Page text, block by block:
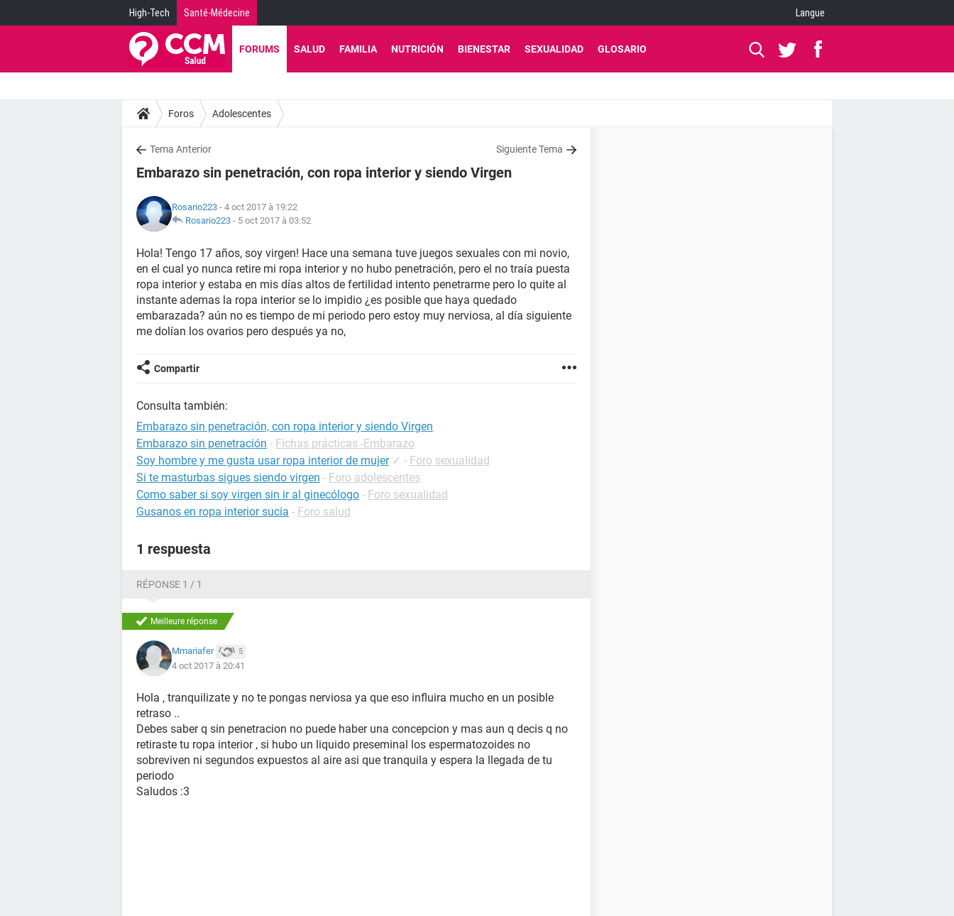
High-Tech Santé-Médecine Langue
FORUMS SALUD FAMILIA NUTRICIÓN BIENESTAR SEXUALIDAD GLOSARIO
Foros Adolescentes
Tema Anterior Siguiente Tema
Embarazo sin penetración, con ropa interior y siendo Virgen
Rosario223 - 4 oct 2017 à 19:22
Rosario223 - 5 oct 2017 à 03:52
Hola! Tengo 17 años, soy virgen! Hace una semana tuve juegos sexuales con mi novio,
en el cual yo nunca retire mi ropa interior y no hubo penetración, pero el no traía puesta
ropa interior y estaba en mis días altos de fertilidad intento penetrarme pero lo quite al
instante ademas la ropa interior se lo impidio ¿es posible que haya quedado
embarazada? aún no es tiempo de mi periodo pero estoy muy nerviosa, al día siguiente
me dolían los ovarios pero después ya no,
Compartir
Consulta también:
Embarazo sin penetración, con ropa interior y siendo Virgen
Embarazo sin penetración - Fichas prácticas -Embarazo
Soy hombre y me gusta usar ropa interior de mujer ✓ - Foro sexualidad
Si te masturbas sigues siendo virgen - Foro adolescentes
Como saber si soy virgen sin ir al ginecólogo - Foro sexualidad
Gusanos en ropa interior sucia - Foro salud
1 respuesta
RÉPONSE 1 / 1
Meilleure réponse
Mmariafer 5
4 oct 2017 à 20:41
Hola , tranquilizate y no te pongas nerviosa ya que eso influira mucho en un posible
retraso ..
Debes saber q sin penetracion no puede haber una concepcion y mas aun q decis q no
retiraste tu ropa interior , si hubo un liquido preseminal los espermatozoides no
sobreviven ni segundos expuestos al aire asi que tranquila y espera la llegada de tu
periodo
Saludos :3